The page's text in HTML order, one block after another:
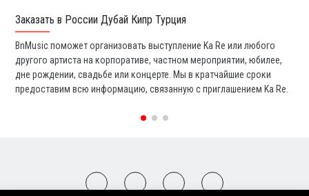
Заказать в России Дубай Кипр Турция
BnMusic поможет организовать выступление Ka Re или любого
другого артиста на корпоративе, частном мероприятии, юбилее,
дне рождении, свадьбе или концерте. Мы в кратчайшие сроки
предоставим всю информацию, связанную с приглашением Ka Re.